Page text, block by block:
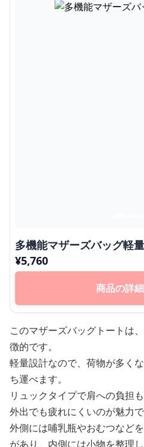
多機能マザーズバッグ軽
¥5,760
商品の詳
このマザーズバッグトートは
徴的です。
軽量設計なので、荷物が多く
ち運べます。
リュックタイプで肩への負担
外出でも疲れにくいのが魅力で
外側には哺乳瓶やおむつなど
があり、内側には小物を整理